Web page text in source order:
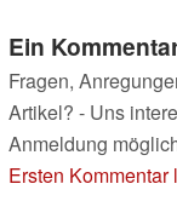
Ein
Fragen,
Artikel? - Uns
Anmeldung
Ersten Kommentar